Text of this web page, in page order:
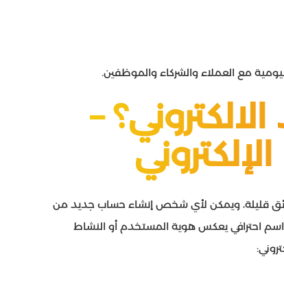
مع العملاء والشركاء والموظفين.
–
قليلة، ويمكن لأي شخص إنشاء حساب جديد من
اسم احترافي يعكس هوية المستخدم أو النشاط